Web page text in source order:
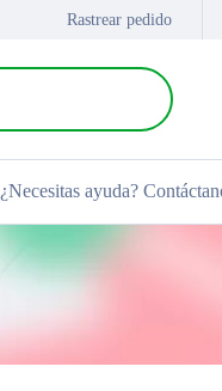
Rastrear pedido
¿Necesitas ayuda?